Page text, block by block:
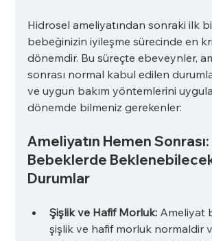
Hidrosel ameliyatından sonraki ilk
bebeğinizin iyileşme sürecinde en
dönemdir. Bu süreçte ebeveynler,
sonrası normal kabul edilen
ve uygun bakım yöntemlerini
dönemde bilmeniz gerekenler:
Ameliyatın Hemen Sonrası:
Bebeklerde
Durumlar
Şişlik ve Hafif Morluk: Ameliyat
şişlik ve hafif morluk normaldir